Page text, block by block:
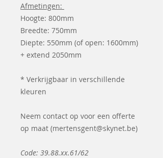
Afmetingen:
Hoogte: 800mm
Breedte: 750mm
Diepte: 550mm (of open: 1600mm)
+ extend 2050mm
* Verkrijgbaar in verschillende
kleuren
Neem contact op voor een offerte
op maat (mertensgent@skynet.be)
Code: 39.88.xx.61/62